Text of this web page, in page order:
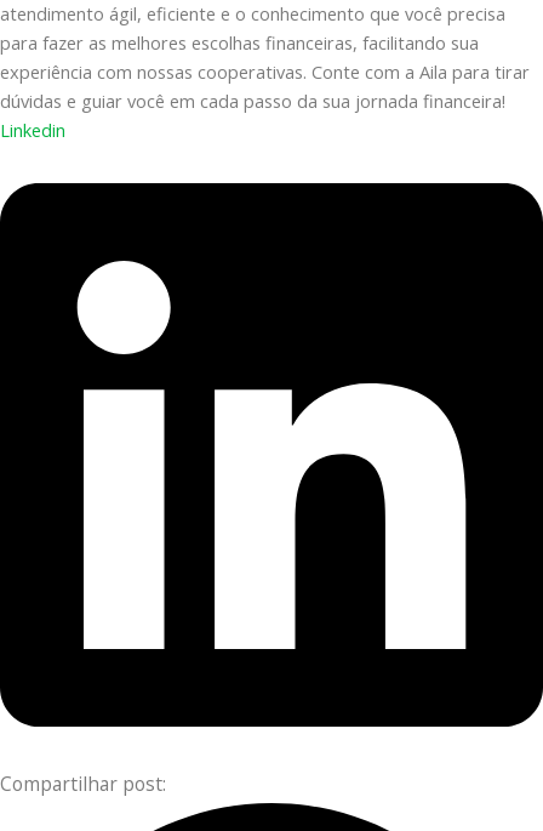
atendimento ágil, eficiente e o conhecimento que você precisa
para fazer as melhores escolhas financeiras, facilitando sua
experiência com nossas cooperativas. Conte com a Aila para tirar
dúvidas e guiar você em cada passo da sua jornada financeira!
Linkedin
Compartilhar post: